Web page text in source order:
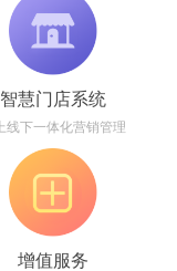
智慧门店系统
线下一体化营销管理
增值服务